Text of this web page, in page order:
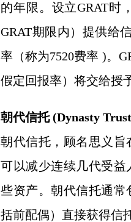
的年限。设立GRAT时
GRAT期限内）提供给
率（称为7520费率 )。
假定回报率）将交给授
朝代信托 (Dynasty
朝代信托，顾名思义
可以减少连续几代受
些资产。朝代信托通
括前配偶）直接获得信